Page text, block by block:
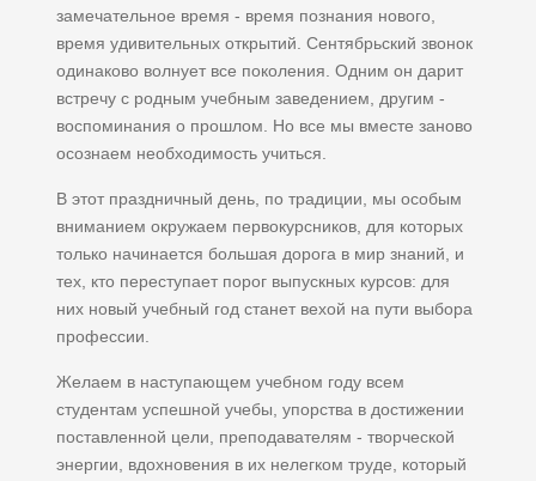
замечательное время - время познания нового,
время удивительных открытий. Сентябрьский звонок
одинаково волнует все поколения. Одним он дарит
встречу с родным учебным заведением, другим -
воспоминания о прошлом. Но все мы вместе заново
осознаем необходимость учиться.
В этот праздничный день, по традиции, мы особым
вниманием окружаем первокурсников, для которых
только начинается большая дорога в мир знаний, и
тех, кто переступает порог выпускных курсов: для
них новый учебный год станет вехой на пути выбора
профессии.
Желаем в наступающем учебном году всем
студентам успешной учебы, упорства в достижении
поставленной цели, преподавателям - творческой
энергии, вдохновения в их нелегком труде, который